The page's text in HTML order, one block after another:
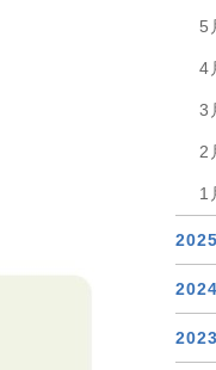
5
4
3
2
1
2025
2024
2023